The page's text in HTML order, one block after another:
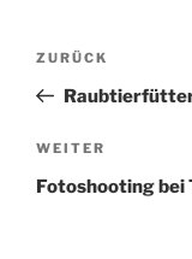
Vorheriger
Beitrag
ZURÜCK
Nächster
Beitrag
WEITER
Fotoshooting bei